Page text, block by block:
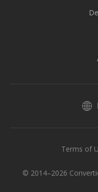
© 2014–2026
Terms of